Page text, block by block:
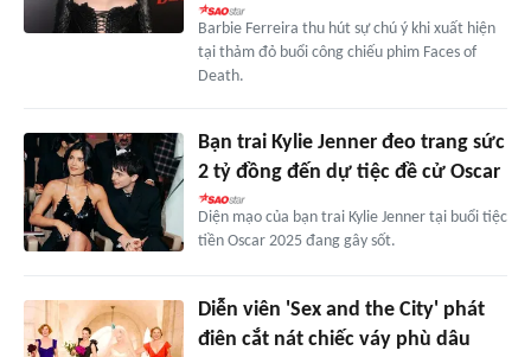
Barbie Ferreira thu hút sự chú ý khi xuất hiện
tại thảm đỏ buổi công chiếu phim Faces of
Death.
Bạn trai Kylie Jenner đeo trang sức
2 tỷ đồng đến dự tiệc đề cử Oscar
Diện mạo của bạn trai Kylie Jenner tại buổi tiệc
tiền Oscar 2025 đang gây sốt.
Diễn viên 'Sex and the City' phát
điên cắt nát chiếc váy phù dâu